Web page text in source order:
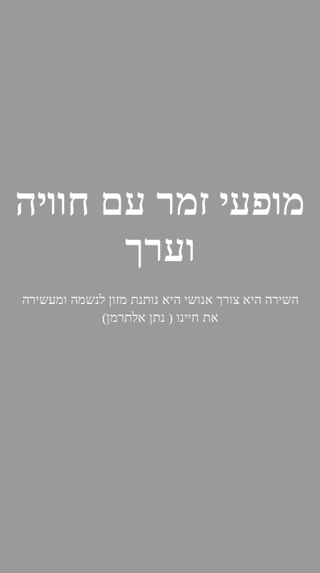
מופעי זמר עם חוויה
וערך
השירה היא צורך אנושי היא נותנת מזון לנשמה ומעשירה
את חיינו ( נתן אלתרמן)